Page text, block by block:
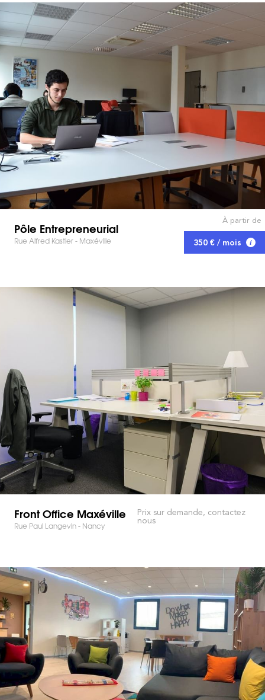
Pôle Entrepreneurial
Rue Alfred Kastler - Maxéville
À partir de
350 € / mois
Front Office Maxéville
Rue Paul Langevin - Nancy
Prix sur demande, contactez
nous